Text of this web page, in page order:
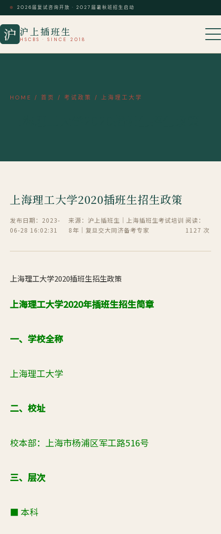
2026届复试咨询开放 · 2027届暑秋班招生启动
沪 沪上插班生
HSCBS · SINCE 2018
HOME / 首页 / 考试政策 / 上海理工大学
上海理工大学2020插班生招生政策
发布日期：2023-
06-28 16:02:31
来源：沪上插班生｜上海插班生考试培训
8年｜复旦交大同济备考专家
阅读：
1127 次
上海理工大学2020插班生招生政策
上海理工大学2020年插班生招生简章
一、学校全称
上海理工大学
二、校址
校本部：上海市杨浦区军工路516号
三、层次
■本科